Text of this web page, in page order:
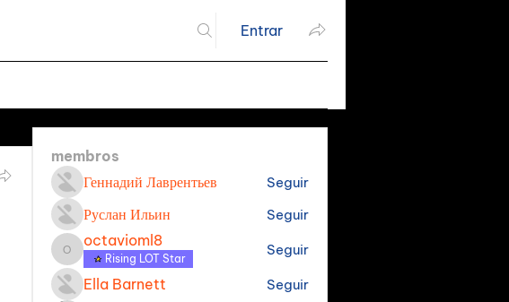
Entrar
membros
Геннадий Лаврентьев
Seguir
Руслан Ильин Seguir
octavioml8
octavioml8
Rising LOT Star
Seguir
Ella Barnett Seguir